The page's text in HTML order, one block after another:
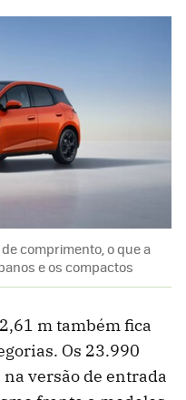
de comprimento, o que a
e os compactos
m também fica
Os 23.990
versão de entrada